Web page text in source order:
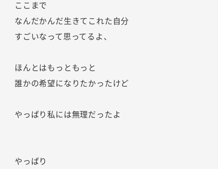
ここまで
なんだかんだ生きてこれた自分
すごいなって思ってるよ、
ほんとはもっともっと
誰かの希望になりたかったけど
やっぱり私には無理だったよ
やっぱり